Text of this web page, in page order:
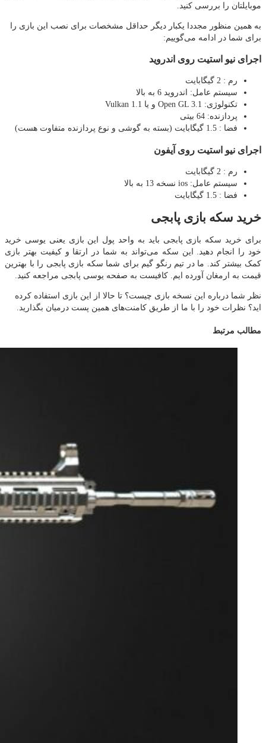
موبایلتان را بررسی کنید.
به همین منظور مجددا یکبار دیگر حداقل مشخصات برای نصب این بازی را
برای شما در ادامه می‌گوییم:
اجرای نیو استیت روی اندروید
رم : 2 گیگابایت
سیستم عامل: اندروید 6 به بالا
تکنولوژی: Open GL 3.1 و یا Vulkan 1.1
پردازنده: 64 بیتی
فضا : 1.5 گیگابایت (بسته به گوشی و نوع پردازنده متفاوت هست)
اجرای نیو استیت روی آیفون
رم : 2 گیگابایت
سیستم عامل: ios نسخه 13 به بالا
فضا : 1.5 گیگابایت
خرید سکه بازی پابجی
برای خرید سکه بازی پابجی باید به واحد پول این بازی یعنی یوسی خرید
خود را انجام دهید. این سکه می‌تواند به شما در ارتقا و کیفیت بهتر بازی
کمک بیشتر کند. ما در تیم رنگو گیم برای شما سکه بازی پابجی را با بهترین
قیمت به ارمغان آورده ایم. کافیست به صفحه یوسی پابجی مراجعه کنید.
نظر شما درباره این نسخه بازی چیست؟ تا حالا از این بازی استفاده کرده
اید؟ نظرات خود را با ما از طریق کامنت‌های همین پست درمیان بگذارید.
مطالب مرتبط